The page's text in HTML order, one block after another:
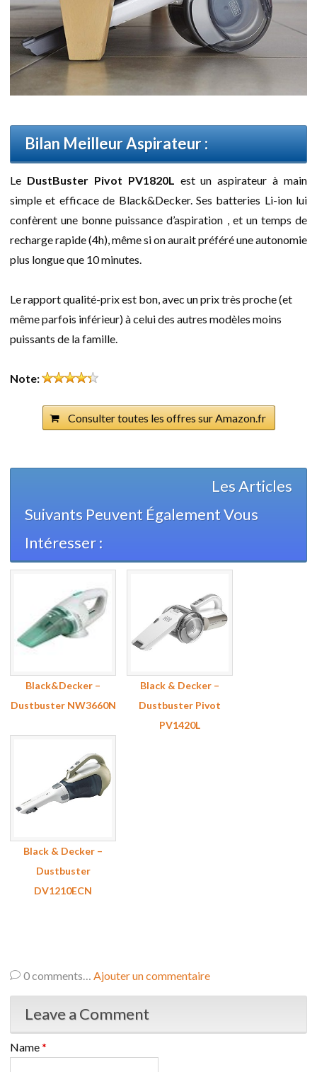
Bilan Meilleur Aspirateur :
Le DustBuster Pivot PV1820L
est un aspirateur à main
simple et efficace de Black&Decker. Ses batteries Li-ion lui
confèrent une bonne puissance d’aspiration , et un temps de
recharge rapide (4h), même si on aurait préféré une autonomie
plus longue que 10 minutes.
Le rapport qualité-prix est bon, avec un prix très proche (et
même parfois inférieur) à celui des autres modèles moins
puissants de la famille.
Note:
Consulter toutes les offres sur Amazon.fr
Les Articles
Suivants Peuvent Également Vous
Intéresser :
Black&Decker –
Dustbuster NW3660N
Black & Decker –
Dustbuster Pivot
PV1420L
Black & Decker –
Dustbuster
DV1210ECN
0comments… Ajouter un commentaire
Leave a Comment
Name*